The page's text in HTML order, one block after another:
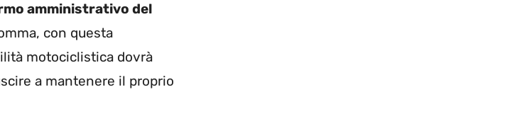
amministrativo del
con questa
motociclistica dovrà
a mantenere il proprio